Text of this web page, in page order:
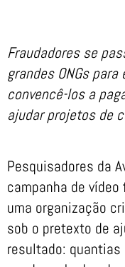
Fraudadores se
grandes ONGs
convencê-los a
ajudar projetos de
Pesquisadores da
campanha de
uma organização
sob o pretexto de
resultado: